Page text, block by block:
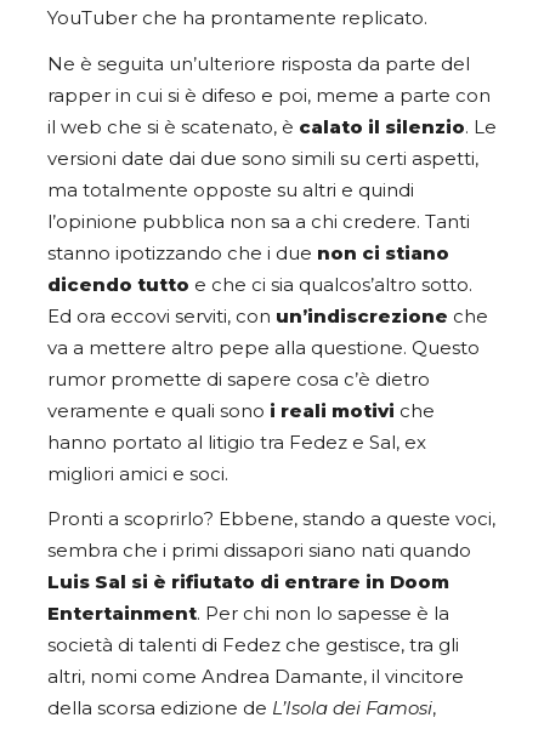
YouTuber che ha prontamente replicato.
Ne è seguita un’ulteriore risposta da parte del
rapper in cui si è difeso e poi, meme a parte con
il web che si è scatenato, è calato il silenzio. Le
versioni date dai due sono simili su certi aspetti,
ma totalmente opposte su altri e quindi
l’opinione pubblica non sa a chi credere. Tanti
stanno ipotizzando che i due non ci stiano
dicendo tutto e che ci sia qualcos’altro sotto.
Ed ora eccovi serviti, con un’indiscrezione che
va a mettere altro pepe alla questione. Questo
rumor promette di sapere cosa c’è dietro
veramente e quali sono i reali motivi che
hanno portato al litigio tra Fedez e Sal, ex
migliori amici e soci.
Pronti a scoprirlo? Ebbene, stando a queste voci,
sembra che i primi dissapori siano nati quando
Luis Sal si è rifiutato di entrare in Doom
Entertainment. Per chi non lo sapesse è la
società di talenti di Fedez che gestisce, tra gli
altri, nomi come Andrea Damante, il vincitore
della scorsa edizione de L’Isola dei Famosi,